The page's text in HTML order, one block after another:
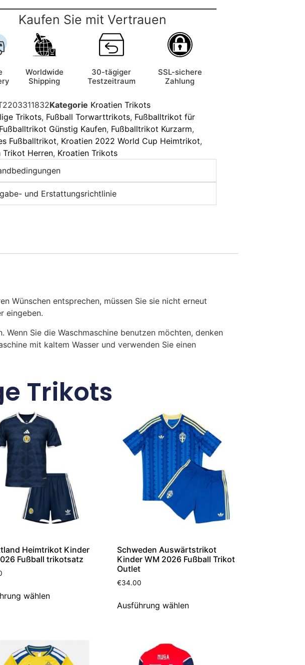
Kaufen Sie mit Vertrauen
Worldwide
Shipping
30-tägiger
Testzeitraum
SSL-sichere
Zahlung
Kategorie Kroatien Trikots
Trikots, Fußball Torwarttrikots, Fußballtrikot für
Fußballtrikot Günstig Kaufen, Fußballtrikot Kurzarm,
Fußballtrikot, Kroatien 2022 World Cup Heimtrikot,
Trikot Herren, Kroatien Trikots
und Erstattungsrichtlinie
Wünschen entsprechen, müssen Sie sie nicht erneut
eingeben.
Sie die Waschmaschine benutzen möchten, denken
mit kaltem Wasser und verwenden Sie einen
Trikots
Heimtrikot Kinder
Fußball trikotsatz
wählen
Schweden Auswärtstrikot
Kinder WM 2026 Fußball Trikot
Outlet
€34.00
Ausführung wählen